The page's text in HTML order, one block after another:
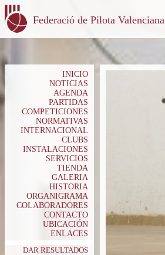
Federació de Pilota Valenciana
INICIO
NOTICIAS
AGENDA
PARTIDAS
COMPETICIONES
NORMATIVAS
INTERNACIONAL
CLUBS
INSTALACIONES
SERVICIOS
TIENDA
GALERIA
HISTORIA
ORGANIGRAMA
COLABORADORES
CONTACTO
UBICACIÓN
ENLACES
DAR RESULTADOS